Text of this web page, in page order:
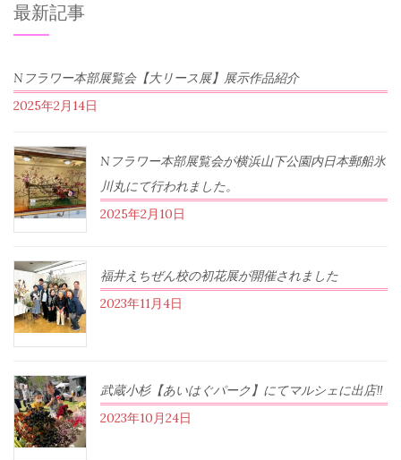
最新記事
Nフラワー本部展覧会【大リース展】展示作品紹介
2025年2月14日
Nフラワー本部展覧会が横浜山下公園内日本郵船氷
川丸にて行われました。
2025年2月10日
福井えちぜん校の初花展が開催されました
2023年11月4日
武蔵小杉【あいはぐパーク】にてマルシェに出店‼︎
2023年10月24日